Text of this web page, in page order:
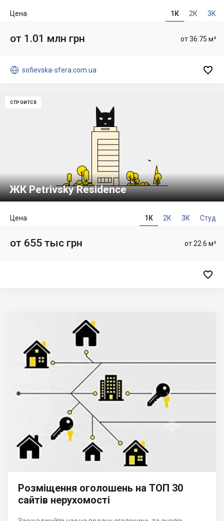
1К 2К 3К
Цена
от 36.75 м²
от 1.01 млн грн
 sofievska-sfera.com.ua 
СТРОИТСЯ
ЖК Petrivsky Residence
1К 2К 3К Студ
Цена
от 22.6 м²
от 655 тыс грн

Розміщення оголошень на ТОП 30
сайтів нерухомості